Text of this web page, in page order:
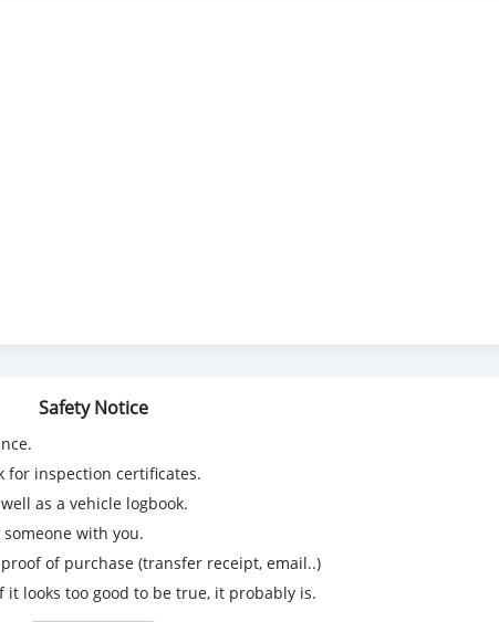
.
Safety Notice
for inspection certificates.
as a vehicle logbook.
with you.
of purchase (transfer receipt, email..)
looks too good to be true, it probably is.